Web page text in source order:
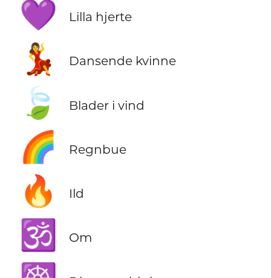
💜 Lilla hjerte
💃 Dansende kvinne
🍃 Blader i vind
🌈 Regnbue
🔥 Ild
🕉️ Om